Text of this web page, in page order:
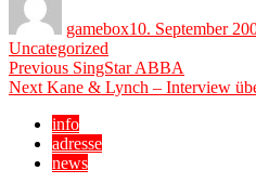
gamebox10. September
Uncategorized
Beitragsnavigation
Previous Previous
post:
SingStar ABBA
Next Next
Kane & Lynch – Interview
info
adresse
news